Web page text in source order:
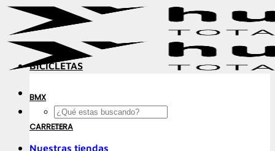
Buscar
por:
Nuestras tiendas
BICICLETAS
BMX
CARRETERA